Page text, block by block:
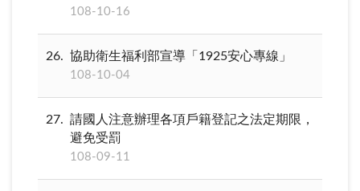
108-10-16
26 協助衛生福利部宣導「1925安心專線」
108-10-04
27
請國人注意辦理各項戶籍登記之法定期限，
避免受罰
108-09-11